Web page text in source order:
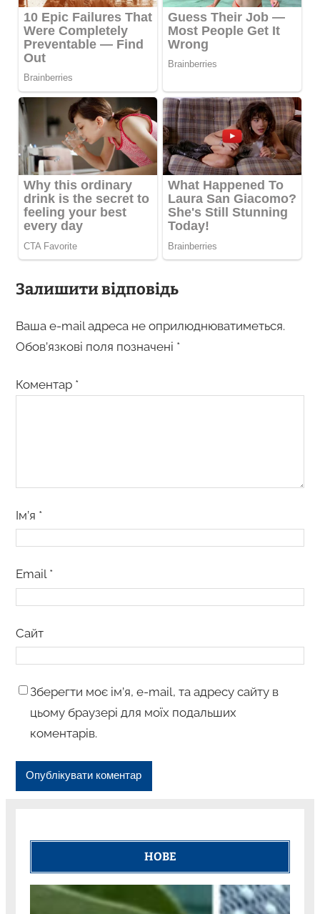
Залишити відповідь
Ваша e-mail адреса не оприлюднюватиметься.
Обов’язкові поля позначені *
Коментар *
Ім’я *
Email *
Сайт
Зберегти моє ім’я, e-mail, та адресу сайту в
цьому браузері для моїх подальших
коментарів.
НОВЕ